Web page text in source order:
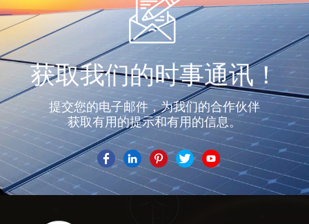
获取我们的时事通讯！
提交您的电子邮件，为我们的合作伙伴
获取有用的提示和有用的信息。